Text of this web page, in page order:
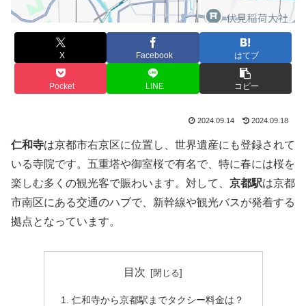
X Facebook はてブ
Pocket LINE コピー
2024.09.14 2024.09.18
仁和寺は京都市右京区に位置し、世界遺産にも登録されて
いる寺院です。五重塔や御室桜で有名で、特に春には桜を
楽しむ多くの観光客で賑わいます。対して、 京都駅は京都
市南区にある交通のハブで、新幹線や観光バスが発着する
拠点となっています。
目次
仁和寺から京都駅までタクシー料金は？